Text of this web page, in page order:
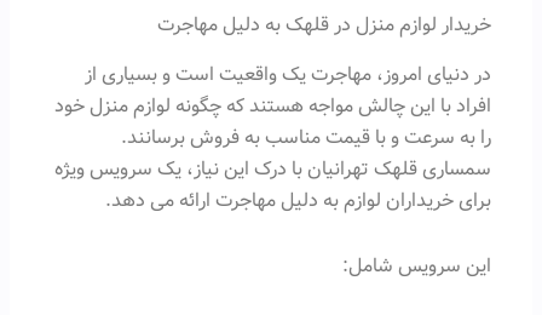
خریدار لوازم منزل در قلهک به دلیل مهاجرت
در دنیای امروز، مهاجرت یک واقعیت است و بسیاری از
افراد با این چالش مواجه هستند که چگونه لوازم منزل خود
را به سرعت و با قیمت مناسب به فروش برسانند.
سمساری قلهک تهرانیان با درک این نیاز، یک سرویس ویژه
برای خریداران لوازم به دلیل مهاجرت ارائه می دهد.
این سرویس شامل: